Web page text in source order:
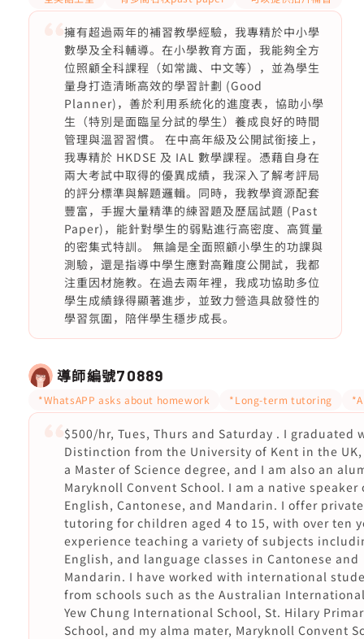
擁有超過兩年的補習教學經驗，我專精於中小學
數學及全科輔導。在小學教育方面，我能夠全方
位照顧全科課程（如常識、中文等），並為學生
量身打造清晰高效的學習計劃 (Good
Planner)，善於利用系統化的進度表，協助小學
生（特別是面臨呈分試的學生）養成良好的時間
管理與溫習習慣。 在中高年級及公開試銜接上，
我專精於 HKDSE 及 IAL 數學課程。憑藉自身在
兩大考試中取得的優異成績，我深入了解考評局
的評分標準與解題邏輯。同時，我教學資源配套
豐富，手握大量精準的練習題及歷屆試題 (Past
Paper)，能針對學生的弱點進行高密度、高質量
的密集式特訓。 無論是全面照顧小學生的功課與
測驗，還是指導中學生應對高難度公開試，我都
注重因材施教。在過去兩年裡，我成功協助多位
學生成績錄得顯著進步，並致力營造具啟發性的
學習氛圍，陪伴學生穩步成長。
導師編號70889
*WhatsAPP asks about homework *Long-term tutoring
$500/hr, Tues, Thurs and Saturday . I graduated
Distinction from the University of Kent in the
a Master of Science degree, and I am also an
Maryknoll Convent School. I am a native speaker
English, Cantonese, and Mandarin. I offer private
tutoring for children aged 4 to 15, with over ten
experience teaching a variety of subjects
English, and language classes in Cantonese and
Mandarin. I have worked with international
from schools such as the Australian
Yew Chung International School, St. Hilary
School, and my alma mater, Maryknoll Convent